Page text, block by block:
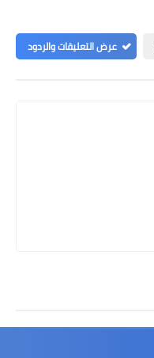
عرض التعليقات والردود